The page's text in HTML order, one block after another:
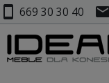
smartphone 669 30 30 40 mail